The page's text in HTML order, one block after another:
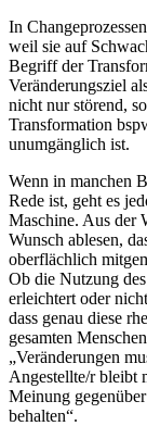
In
weil sie auf
Begriff der
Veränderungsziel
nicht nur störend,
Transformation
unumgänglich ist.
Wenn in manchen
Rede ist, geht es
Maschine. Aus der
Wunsch ablesen,
oberflächlich
Ob die Nutzung
erleichtert oder
dass genau diese
gesamten
„Veränderungen
Angestellte/r bleibt
Meinung
behalten“.